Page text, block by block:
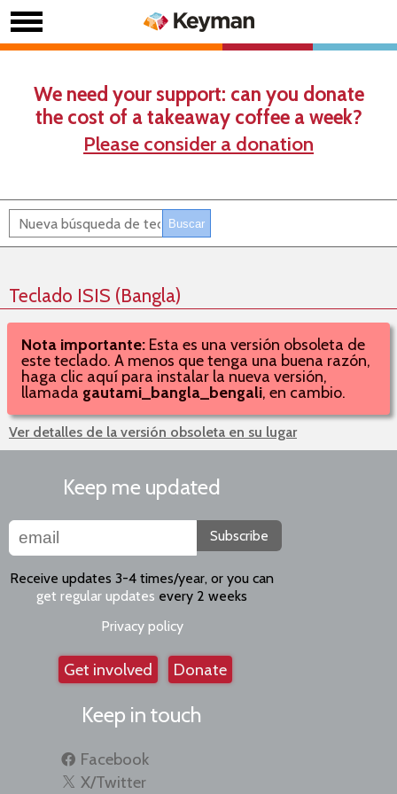
We need your support: can you donate
the cost of a takeaway coffee a week?
Please consider a donation
Teclado ISIS (Bangla)
Nota importante: Esta es una versión obsoleta de
este teclado. A menos que tenga una buena razón,
haga clic aquí para instalar la nueva versión,
llamada gautami_bangla_bengali, en cambio.
Ver detalles de la versión obsoleta en su lugar
Keep me updated
Subscribe
Receive updates 3-4 times/year, or you can
get regular updates every 2 weeks
Privacy policy
Get involved Donate
Keep in touch
Facebook
X/Twitter